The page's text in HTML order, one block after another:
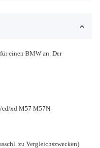
einen BMW an. Der
cd/xd M57 M57N
zu Vergleichszwecken)